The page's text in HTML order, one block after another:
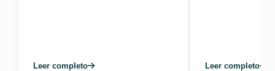
Leer completo Leer completo